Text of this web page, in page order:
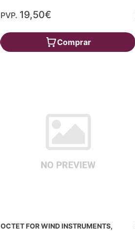
PVP. 19,50€
Comprar
OCTET FOR WIND INSTRUMENTS,